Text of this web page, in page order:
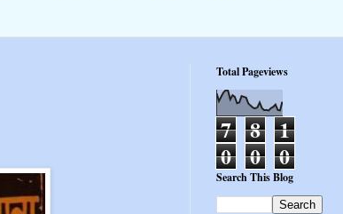
Total Pageviews
7 8 1
0 0 0
Search This Blog